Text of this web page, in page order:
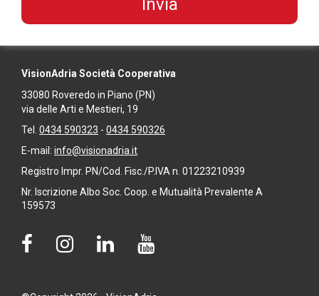
VisionAdria Società Cooperativa
33080 Roveredo in Piano (PN)
via delle Arti e Mestieri, 19
Tel. 0434 590323 - 0434 590326
E-mail: info@visionadria.it
Registro Impr. PN/Cod. Fisc./P.IVA n. 01223210939
Nr. Iscrizione Albo Soc. Coop. e Mutualità Prevalente A
159573